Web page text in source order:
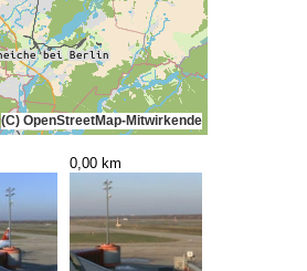
(C) OpenStreetMap-Mitwirkende
0,00 km